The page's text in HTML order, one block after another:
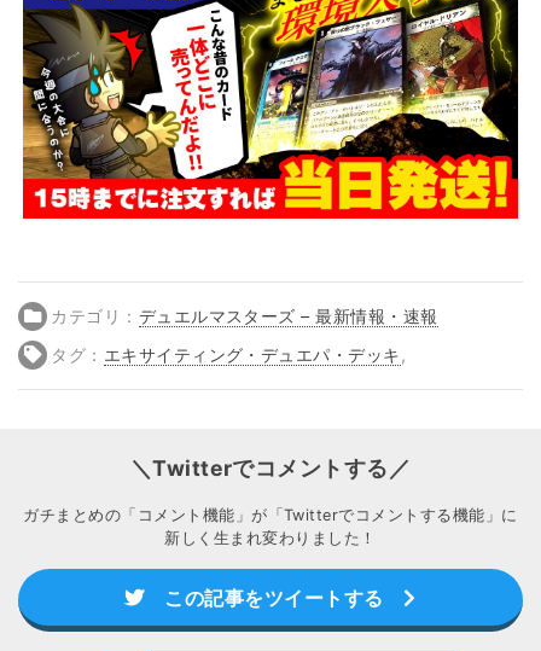
カテゴリ： デュエルマスターズ – 最新情報・速報
タグ： エキサイティング・デュエパ・デッキ,
＼Twitterでコメントする／
ガチまとめの「コメント機能」が「Twitterでコメントする機能」に
新しく生まれ変わりました！
この記事をツイートする